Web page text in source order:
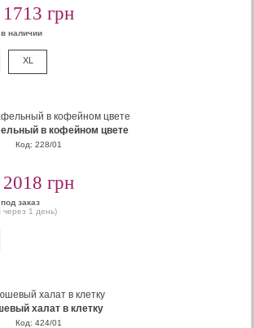
1713 грн
наличии
XL
в кофейном цвете
Код: 228/01
2018 грн
заказ
через 1 день)
халат в клетку
Код: 424/01